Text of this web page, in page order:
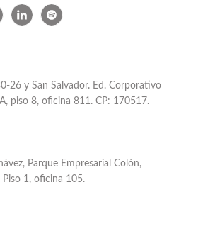
26 y San Salvador. Ed. Corporativo
piso 8, oficina 811. CP: 170517.
Parque Empresarial Colón,
Piso 1, oficina 105.